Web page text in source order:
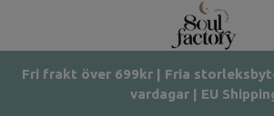
Fri frakt över 699kr | Fria
vardagar | EU